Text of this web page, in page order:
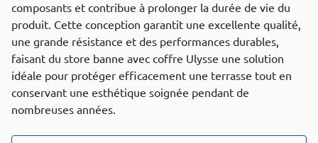
composants et contribue à prolonger la durée de vie du
produit. Cette conception garantit une excellente qualité,
une grande résistance et des performances durables,
faisant du store banne avec coffre Ulysse une solution
idéale pour protéger efficacement une terrasse tout en
conservant une esthétique soignée pendant de
nombreuses années.